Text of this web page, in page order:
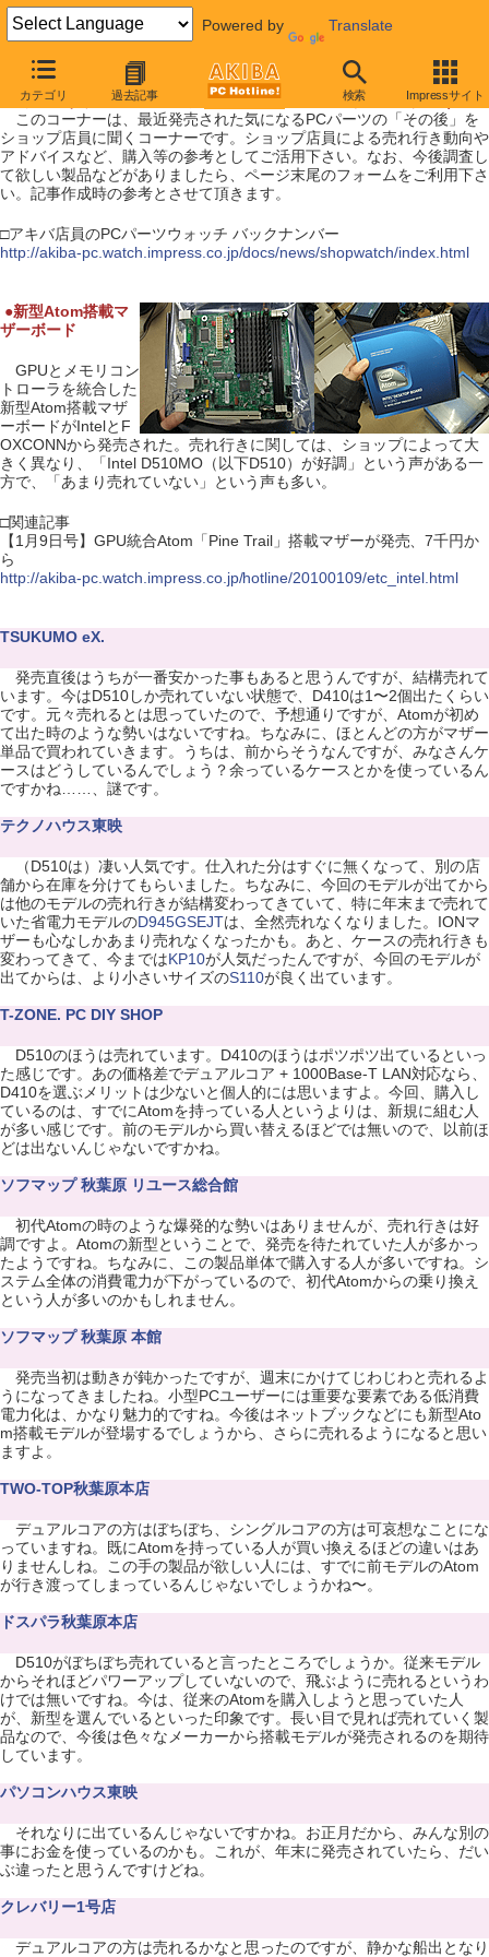
Powered by Translate
カテゴリ 過去記事 検索 Impressサイト
【 2010年1月16日号 】
アキバ店員のPCパーツウォッチ（ 新型Atom搭載マザー ）
このコーナーは、最近発売された気になるPCパーツの「その後」を
ショップ店員に聞くコーナーです。ショップ店員による売れ行き動向や
アドバイスなど、購入等の参考としてご活用下さい。なお、今後調査し
て欲しい製品などがありましたら、ページ末尾のフォームをご利用下さ
い。記事作成時の参考とさせて頂きます。
□アキバ店員のPCパーツウォッチ バックナンバー
http://akiba-pc.watch.impress.co.jp/docs/news/shopwatch/index.html
●新型Atom搭載マ
ザーボード
GPUとメモリコン
トローラを統合した
新型Atom搭載マザ
ーボードがIntelとF
OXCONNから発売された。売れ行きに関しては、ショップによって大
きく異なり、「Intel D510MO（以下D510）が好調」という声がある一
方で、「あまり売れていない」という声も多い。
□関連記事
【1月9日号】GPU統合Atom「Pine Trail」搭載マザーが発売、7千円か
ら
http://akiba-pc.watch.impress.co.jp/hotline/20100109/etc_intel.html
TSUKUMO eX.
発売直後はうちが一番安かった事もあると思うんですが、結構売れて
います。今はD510しか売れていない状態で、D410は1〜2個出たくらい
です。元々売れるとは思っていたので、予想通りですが、Atomが初め
て出た時のような勢いはないですね。ちなみに、ほとんどの方がマザー
単品で買われていきます。うちは、前からそうなんですが、みなさんケ
ースはどうしているんでしょう？余っているケースとかを使っているん
ですかね……、謎です。
テクノハウス東映
（D510は）凄い人気です。仕入れた分はすぐに無くなって、別の店
舗から在庫を分けてもらいました。ちなみに、今回のモデルが出てから
は他のモデルの売れ行きが結構変わってきていて、特に年末まで売れて
いた省電力モデルのD945GSEJTは、全然売れなくなりました。IONマ
ザーも心なしかあまり売れなくなったかも。あと、ケースの売れ行きも
変わってきて、今まではKP10が人気だったんですが、今回のモデルが
出てからは、より小さいサイズのS110が良く出ています。
T-ZONE. PC DIY SHOP
D510のほうは売れています。D410のほうはポツポツ出ているといっ
た感じです。あの価格差でデュアルコア + 1000Base-T LAN対応なら、
D410を選ぶメリットは少ないと個人的には思いますよ。今回、購入し
ているのは、すでにAtomを持っている人というよりは、新規に組む人
が多い感じです。前のモデルから買い替えるほどでは無いので、以前ほ
どは出ないんじゃないですかね。
ソフマップ 秋葉原 リユース総合館
初代Atomの時のような爆発的な勢いはありませんが、売れ行きは好
調ですよ。Atomの新型ということで、発売を待たれていた人が多かっ
たようですね。ちなみに、この製品単体で購入する人が多いですね。シ
ステム全体の消費電力が下がっているので、初代Atomからの乗り換え
という人が多いのかもしれません。
ソフマップ 秋葉原 本館
発売当初は動きが鈍かったですが、週末にかけてじわじわと売れるよ
うになってきましたね。小型PCユーザーには重要な要素である低消費
電力化は、かなり魅力的ですね。今後はネットブックなどにも新型Ato
m搭載モデルが登場するでしょうから、さらに売れるようになると思い
ますよ。
TWO-TOP秋葉原本店
デュアルコアの方はぼちぼち、シングルコアの方は可哀想なことにな
っていますね。既にAtomを持っている人が買い換えるほどの違いはあ
りませんしね。この手の製品が欲しい人には、すでに前モデルのAtom
が行き渡ってしまっているんじゃないでしょうかね〜。
ドスパラ秋葉原本店
D510がぼちぼち売れていると言ったところでしょうか。従来モデル
からそれほどパワーアップしていないので、飛ぶように売れるというわ
けでは無いですね。今は、従来のAtomを購入しようと思っていた人
が、新型を選んでいるといった印象です。長い目で見れば売れていく製
品なので、今後は色々なメーカーから搭載モデルが発売されるのを期待
しています。
パソコンハウス東映
それなりに出ているんじゃないですかね。お正月だから、みんな別の
事にお金を使っているのかも。これが、年末に発売されていたら、だい
ぶ違ったと思うんですけどね。
クレバリー1号店
デュアルコアの方は売れるかなと思ったのですが、静かな船出となり